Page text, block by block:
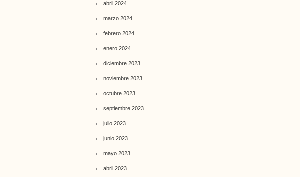
abril 2024
marzo 2024
febrero 2024
enero 2024
diciembre 2023
noviembre 2023
octubre 2023
septiembre 2023
julio 2023
junio 2023
mayo 2023
abril 2023